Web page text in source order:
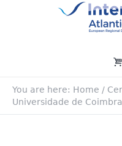
You are here: Home /
Universidade de Coimbra